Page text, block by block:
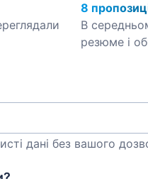
8
В
резюме і
дані без вашого